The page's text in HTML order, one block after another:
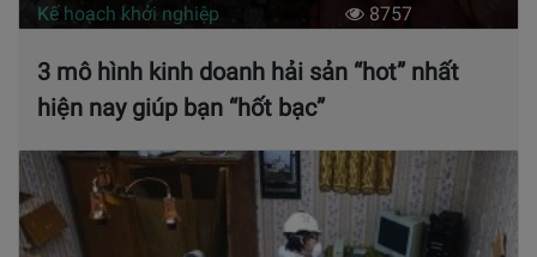
Kế hoạch khởi nghiệp 8757
3 mô hình kinh doanh hải sản “hot” nhất
hiện nay giúp bạn “hốt bạc”